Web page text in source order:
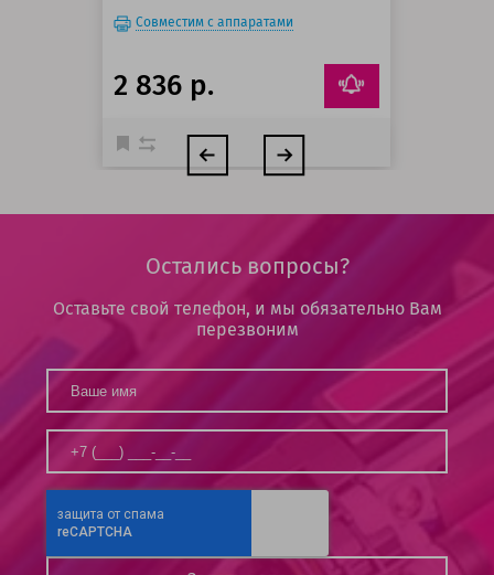
Совместим с аппаратами
2 836 р.
Остались вопросы?
Оставьте свой телефон, и мы обязательно Вам
перезвоним